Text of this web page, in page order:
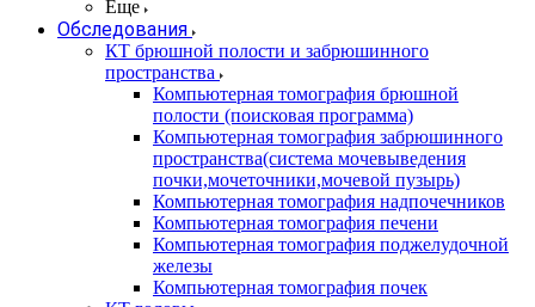
Еще
Обследования
КТ брюшной полости и забрюшинного
пространства
Компьютерная томография брюшной
полости (поисковая программа)
Компьютерная томография забрюшинного
пространства(система мочевыведения
почки,мочеточники,мочевой пузырь)
Компьютерная томография надпочечников
Компьютерная томография печени
Компьютерная томография поджелудочной
железы
Компьютерная томография почек